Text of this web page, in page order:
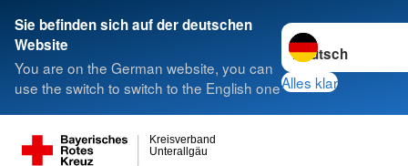
Sie befinden sich auf der deutschen
Website
You are on the German website, you can
use the switch to switch to the English one
Sprache wechseln
Alles klar
Unterallgäu
Kreisverband